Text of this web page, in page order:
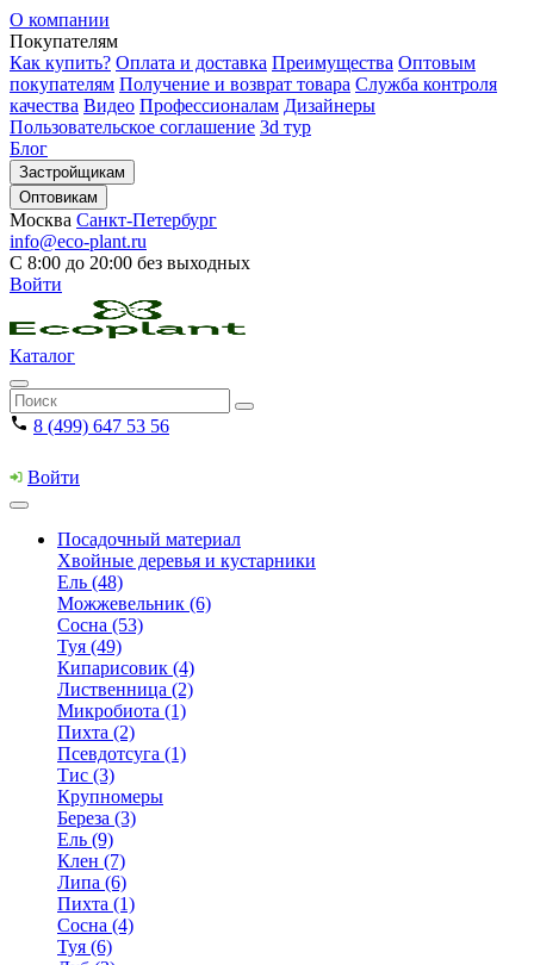
О компании
Покупателям
Как купить? Оплата и доставка Преимущества Оптовым
покупателям Получение и возврат товара Служба контроля
качества Видео Профессионалам Дизайнеры
Пользовательское соглашение 3d тур
Блог
Застройщикам
Оптовикам
Москва Санкт-Петербург
info@eco-plant.ru
С 8:00 до 20:00 без выходных
Войти
Каталог
8 (499) 647 53 56
Войти
Посадочный материал
Хвойные деревья и кустарники
Ель (48)
Можжевельник (6)
Сосна (53)
Туя (49)
Кипарисовик (4)
Лиственница (2)
Микробиота (1)
Пихта (2)
Псевдотсуга (1)
Тис (3)
Крупномеры
Береза (3)
Ель (9)
Клен (7)
Липа (6)
Пихта (1)
Сосна (4)
Туя (6)